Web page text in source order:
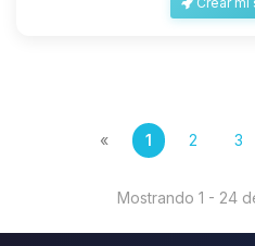
« 1 2 3
Mostrando 1 - 24